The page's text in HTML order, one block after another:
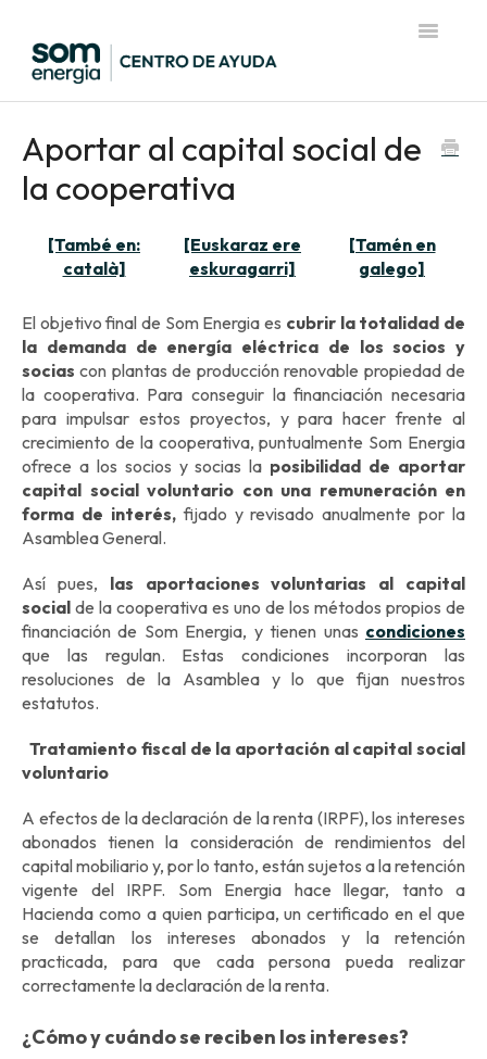
Toggle
Aportar al capital social de
la cooperativa
[També en:
català]
[Euskaraz ere
eskuragarri]
[Tamén en
galego]
El objetivo final de Som Energia es cubrir la totalidad de
la demanda de energía eléctrica de los socios y
socias con plantas de producción renovable propiedad de
la cooperativa. Para conseguir la financiación necesaria
para impulsar estos proyectos, y para hacer frente al
crecimiento de la cooperativa, puntualmente Som Energia
ofrece a los socios y socias la posibilidad de aportar
capital social voluntario con una remuneración en
forma de interés,fijado y revisado anualmente por la
Asamblea General.
Así pues, las aportaciones voluntarias al capital
social de la cooperativa es uno de los métodos propios de
financiación de Som Energia, y tienen unas condiciones
que las regulan. Estas condiciones incorporan las
resoluciones de la Asamblea y lo que fijan nuestros
estatutos.
Tratamiento fiscal de la aportación al capital social
voluntario
A efectos de la declaración de la renta (IRPF), los intereses
abonados tienen la consideración de rendimientos del
capital mobiliario y, por lo tanto, están sujetos a la retención
vigente del IRPF. Som Energia hace llegar, tanto a
Hacienda como a quien participa, un certificado en el que
se detallan los intereses abonados y la retención
practicada, para que cada persona pueda realizar
correctamente la declaración de la renta.
¿Cómo y cuándo se reciben los intereses?